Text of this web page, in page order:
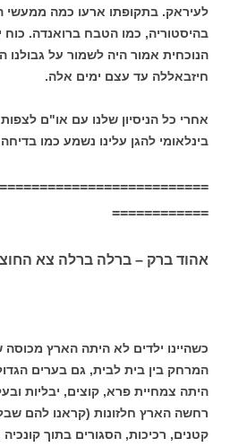
לעיראק. בתקופתו ארעו כמה ממעשי
בהיסטוריה, כמו הטבח ברואנדה. כוח
הנוכחית אמור היה לשמור על
חיזבאללה עד עצם ימים אלה.
אחרי כל הניסיון שלנו עם או"ם
בינלאומי להגן עלינו נשמע כמו
============
אהוד ברק – ברלה ברלה צא
כשהיינו ילדים לא היתה הארץ מכוסה
המרחק בין בית לבית, גם בערים
היתה צמחיית פרא, קוצים, יבליות
רחשה הארץ חלזונות (קראנו להם
קטנים, רכיכות, הסגורים בתוך